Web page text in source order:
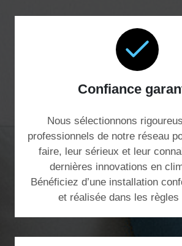
Confiance
Nous sélectionnons
professionnels de notre réseau
faire, leur sérieux et leur
dernières innovations en
Bénéficiez d’une installation
et réalisée dans les règles